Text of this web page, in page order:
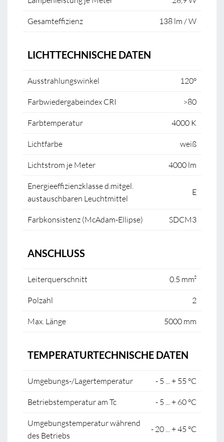
Gesamteffizienz 138 lm / W
LICHTTECHNISCHE DATEN
Ausstrahlungswinkel 120°
Farbwiedergabeindex CRI >80
Farbtemperatur 4000 K
Lichtfarbe weiß
Lichtstrom je Meter 4000 lm
Energieeffizienzklasse d.mitgel.
austauschbaren Leuchtmittel
E
Farbkonsistenz (McAdam-Ellipse) SDCM3
ANSCHLUSS
Leiterquerschnitt 0.5 mm²
Polzahl 2
Max. Länge 5000 mm
TEMPERATURTECHNISCHE DATEN
Umgebungs-/Lagertemperatur - 5 ... + 55 °C
Betriebstemperatur am Tc - 5 ... + 60 °C
Umgebungstemperatur während
des Betriebs
- 20 ... + 45 °C